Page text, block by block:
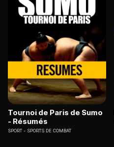
Tournoi de Paris de Sumo
- Résumés
SPORT SPORTS DE COMBAT